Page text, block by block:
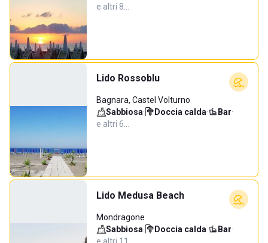
e altri 8…
Lido Rossoblu
Bagnara, Castel Volturno
Sabbiosa· Doccia calda· Bar·
e altri 6…
Lido Medusa Beach
Mondragone
Sabbiosa· Doccia calda· Bar·